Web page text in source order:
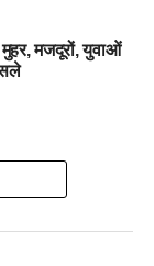
को श्रद्धांजलि
याद किया।
मुहर, मजदूरों, युवाओं